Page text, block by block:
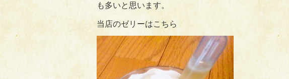
も多いと思います。
当店のゼリーはこちら